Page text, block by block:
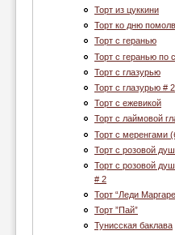
Торт из цуккини
Торт ко дню
Торт с геранью
Торт с геранью по
Торт с глазурью
Торт с глазурью # 2
Торт с ежевикой
Торт с лаймовой
Торт с меренгами
Торт с розовой
Торт с розовой
# 2
Торт “Леди
Торт ”Пай”
Тунисская баклава